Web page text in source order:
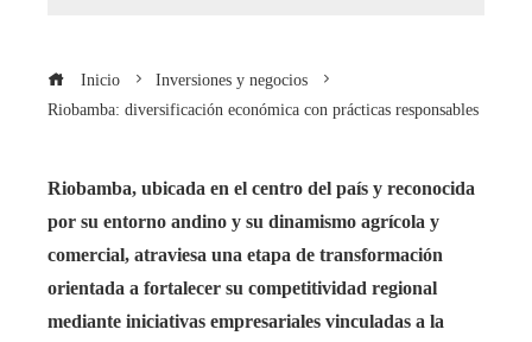
Inicio
Inversiones y negocios
Riobamba: diversificación económica con prácticas responsables
Riobamba, ubicada en el centro del país y reconocida
por su entorno andino y su dinamismo agrícola y
comercial, atraviesa una etapa de transformación
orientada a fortalecer su competitividad regional
mediante iniciativas empresariales vinculadas a la